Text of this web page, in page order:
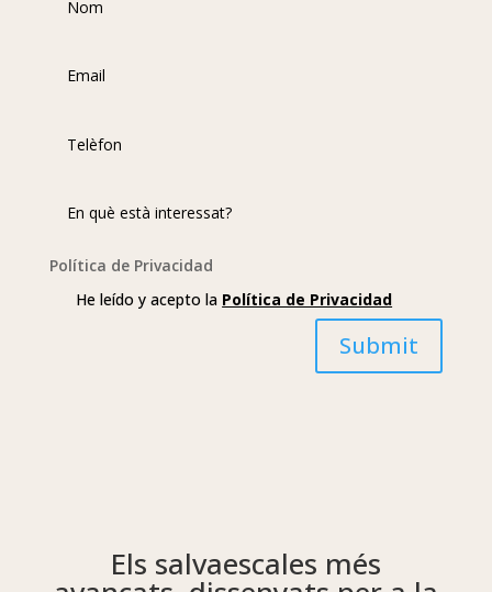
Política de Privacidad
He leído y acepto la Política de Privacidad
Submit
Els salvaescales més